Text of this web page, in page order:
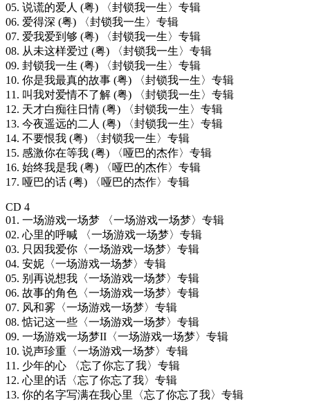
05. 说谎的爱人 (粤) 〈封锁我一生〉专辑
06. 爱得深 (粤) 〈封锁我一生〉专辑
07. 爱我爱到够 (粤) 〈封锁我一生〉专辑
08. 从未这样爱过 (粤) 〈封锁我一生〉专辑
09. 封锁我一生 (粤) 〈封锁我一生〉专辑
10. 你是我最真的故事 (粤) 〈封锁我一生〉专辑
11. 叫我对爱情不了解 (粤) 〈封锁我一生〉专辑
12. 天才白痴往日情 (粤) 〈封锁我一生〉专辑
13. 今夜遥远的二人 (粤) 〈封锁我一生〉专辑
14. 不要恨我 (粤) 〈封锁我一生〉专辑
15. 感激你在等我 (粤) 〈哑巴的杰作〉专辑
16. 始终我是我 (粤) 〈哑巴的杰作〉专辑
17. 哑巴的话 (粤) 〈哑巴的杰作〉专辑
CD 4
01. 一场游戏一场梦 〈一场游戏一场梦〉专辑
02. 心里的呼喊 〈一场游戏一场梦〉专辑
03. 只因我爱你〈一场游戏一场梦〉专辑
04. 安妮〈一场游戏一场梦〉专辑
05. 别再说想我〈一场游戏一场梦〉专辑
06. 故事的角色〈一场游戏一场梦〉专辑
07. 风和雾〈一场游戏一场梦〉专辑
08. 惦记这一些〈一场游戏一场梦〉专辑
09. 一场游戏一场梦II〈一场游戏一场梦〉专辑
10. 说声珍重〈一场游戏一场梦〉专辑
11. 少年的心 〈忘了你忘了我〉专辑
12. 心里的话〈忘了你忘了我〉专辑
13. 你的名字写满在我心里〈忘了你忘了我〉专辑